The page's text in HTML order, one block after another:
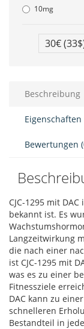
10mg
30€
Beschreibung
Eigenschaften
Bewertungen
CJC-1295 mit
bekannt ist. Es
Langzeitwirkung
die nach einer
ist CJC-1295 mit
was es zu einer
Fitnessziele
DAC kann zu
schnelleren
Bestandteil in